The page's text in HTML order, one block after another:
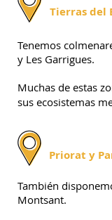
Tierras del
Tenemos
y Les Garrigues.
Muchas de estas
sus ecosistemas
Priorat y
También
Montsant.